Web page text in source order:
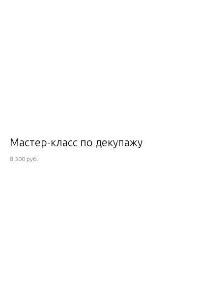
Мастер-класс по декупажу
8 500 руб.